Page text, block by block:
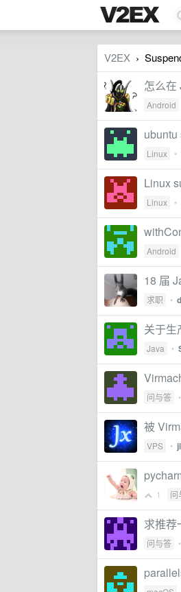
V2EX ›
怎么在
Android
Linux •
Linux
Linux •
Android
18 届
求职 •
关于生
Java •
问与答 •
被
VPS •
1 问
求推荐
问与答 •